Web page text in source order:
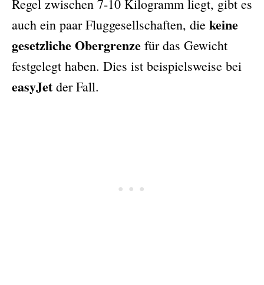
Regel zwischen 7-10 Kilogramm liegt, gibt es
auch ein paar Fluggesellschaften, die keine
gesetzliche Obergrenze für das Gewicht
festgelegt haben. Dies ist beispielsweise bei
easyJet der Fall.